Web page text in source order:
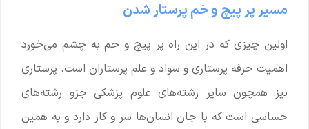
مسیر پر پیچ و خم پرستار شدن
اولین چیزی که در این راه پر پیچ و خم به چشم می‌خورد
اهمیت حرفه پرستاری و سواد و علم پرستاران است. پرستاری
نیز همچون سایر رشته‌های علوم پزشکی جزو رشته‌های
حساسی است که با جان انسان‌ها سر و کار دارد و به همین